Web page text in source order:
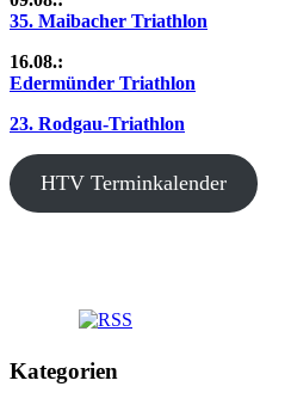
35. Maibacher Triathlon
16.08.:
Edermünder Triathlon
23. Rodgau-Triathlon
HTV Terminkalender
Kategorien